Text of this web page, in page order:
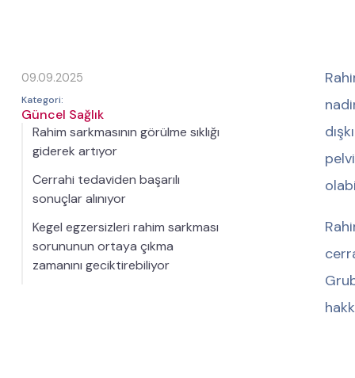
09.09.2025
Kategori:
Güncel Sağlık
Rahim sarkmasının görülme sıklığı
giderek artıyor
Cerrahi tedaviden başarılı
sonuçlar alınıyor
Kegel egzersizleri rahim sarkması
sorununun ortaya çıkma
zamanını geciktirebiliyor